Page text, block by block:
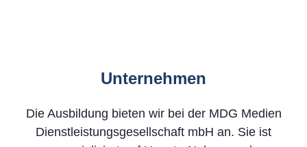
Unternehmen
Die Ausbildung bieten wir bei der MDG Medien
Dienstleistungsgesellschaft mbH an. Sie ist